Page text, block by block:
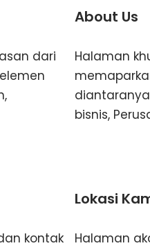
dari
About Us
Halaman
diantaranya
bisnis,
kontak
Lokasi
Halaman